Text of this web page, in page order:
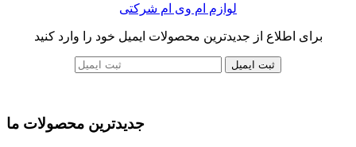
لوازم ام وی ام شرکتی
برای اطلاع از جدیدترین محصولات ایمیل خود را وارد کنید
ثبت ایمیل
جدیدترین محصولات ما